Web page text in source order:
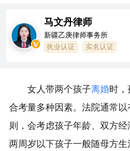
马文丹律师
新疆乙庚律师事务所
执业认证 实名认证
女人带两个孩子离婚时，
合考量多种因素。法院通常
则，会考虑孩子年龄、双方经
两周岁以下孩子一般随母方